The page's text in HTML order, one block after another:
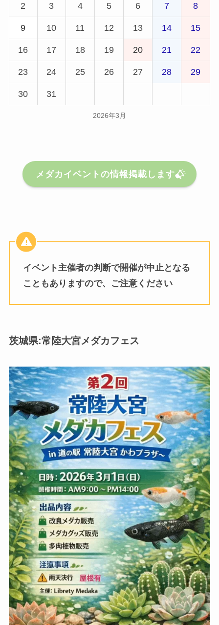
2 3 4 5 6 7 8
9 10 11 12 13 14 15
16 17 18 19 20 21 22
23 24 25 26 27 28 29
30 31
2026年3月
メダカイベントの情報掲載します
イベント主催者の判断で開催が中止となる
こともありますので、ご注意ください
茨城県:常陸大宮メダカフェス